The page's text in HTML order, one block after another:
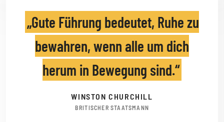
Gute Führung bedeutet, Ruhe zu
bewahren, wenn alle um dich
herum in Bewegung sind.
WINSTON CHURCHILL
BRITISCHER STAATSMANN